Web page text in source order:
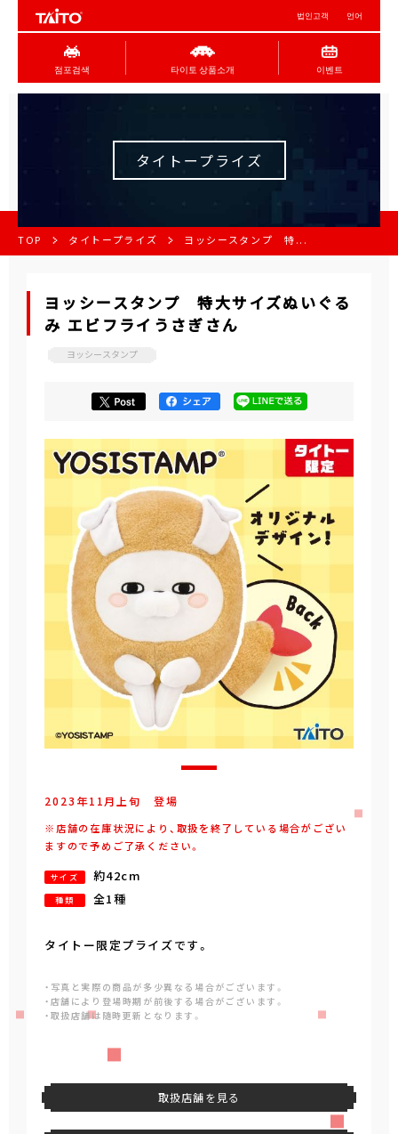
법인고객 언어
점포검색 타이토 상품소개 이벤트
タイトープライズ
TOP タイトープライズ ヨッシースタンプ 特...
ヨッシースタンプ 特大サイズぬいぐる
み エビフライうさぎさん
ヨッシースタンプ
2023年11月 上旬 登場
※店舗の在庫状況により、取扱を終了している場合がござい
ますので予めご了承ください。
サイズ 約42cm
種類 全1種
タイトー限定プライズです。
・写真と実際の商品が多少異なる場合がございます。
・店舗により登場時期が前後する場合がございます。
・取扱店舗は随時更新となります。
取扱店舗を見る